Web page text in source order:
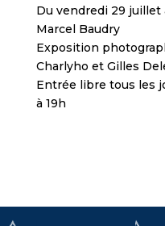
Du vendredi 29 juillet
Marcel Baudry
Exposition
Charlyho et Gilles
Entrée libre tous les
à 19h